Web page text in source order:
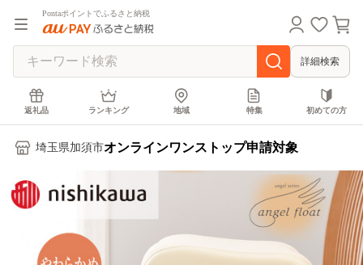
Pontaポイントでふるさと納税
詳細検索
返礼品 ランキング 地域 特集 初めての方
埼玉県加須市オンラインワンストップ申請対象